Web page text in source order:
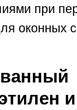
при
оконных